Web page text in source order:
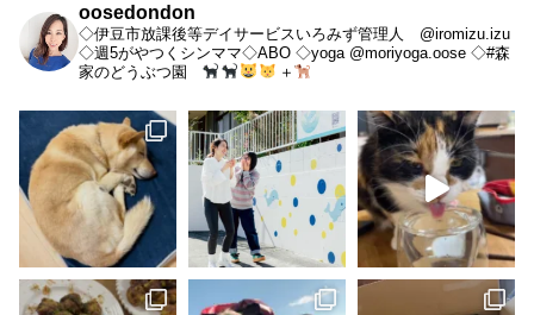
oosedondon
◇伊豆市放課後等デイサービスいろみず管理人 @iromizu.izu
◇週5がやつくシンママ◇ABO ◇yoga @moriyoga.oose ◇#森
家のどうぶつ園
＋